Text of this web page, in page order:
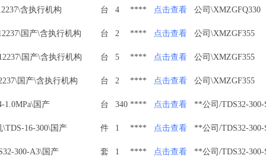
含执行机构 台 4 **** 点击查看 公司\XMZGFQ330
国产\含执行机构 台 2 **** 点击查看 公司\XMZGF355
国产\含执行机构 台 5 **** 点击查看 公司\XMZGF355
国产\含执行机构 台 2 **** 点击查看 公司\XMZGF355
1.0MPa\国产 台 340 **** 点击查看 **公司/TDS32-300-
16-300\国产 件 1 **** 点击查看 **公司/TDS32-300-
300-A3\国产 套 1 **** 点击查看 **公司/TDS32-300-